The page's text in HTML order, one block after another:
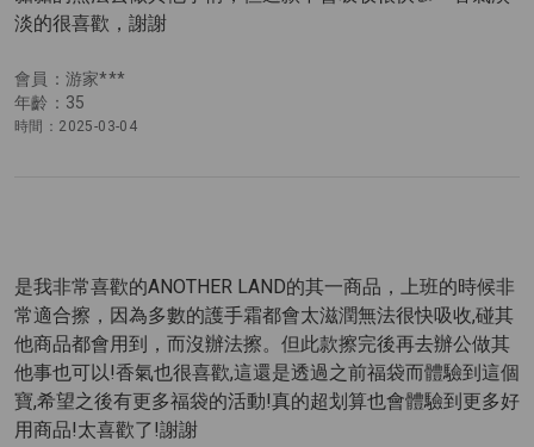
會員：游家***
年齡：35
時間：2025-03-04
淡的很喜歡，謝謝
是我非常喜歡的ANOTHER LAND的其一商品，上班的時候非
常適合擦，因為多數的護手霜都會太滋潤無法很快吸收,碰其
他商品都會用到，而沒辦法擦。但此款擦完後再去辦公做其
他事也可以!香氣也很喜歡,這還是透過之前福袋而體驗到這個
寶,希望之後有更多福袋的活動!真的超划算也會體驗到更多好
用商品!太喜歡了!謝謝